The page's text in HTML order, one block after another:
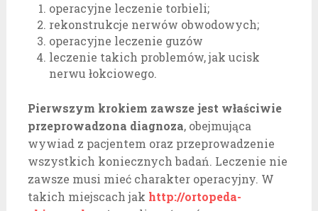
operacyjne leczenie torbieli;
rekonstrukcje nerwów obwodowych;
operacyjne leczenie guzów
leczenie takich problemów, jak ucisk
nerwu łokciowego.
Pierwszym krokiem zawsze jest właściwie
przeprowadzona diagnoza, obejmująca
wywiad z pacjentem oraz przeprowadzenie
wszystkich koniecznych badań. Leczenie nie
zawsze musi mieć charakter operacyjny. W
takich miejscach jak http://ortopeda-